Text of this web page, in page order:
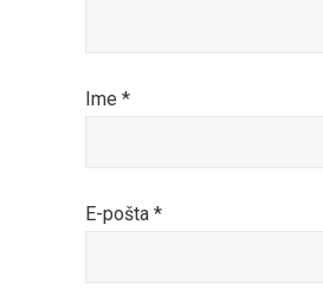
Ime *
E-pošta *